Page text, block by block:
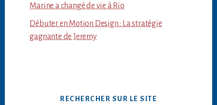
Marine a changé de vie à Rio
Débuter en Motion Design : La stratégie
gagnante de Jeremy
RECHERCHER SUR LE SITE